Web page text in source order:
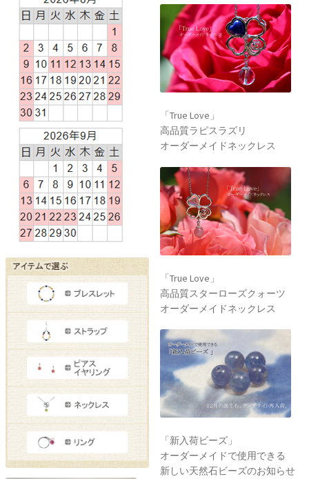
「True Love」
高品質ラピスラズリ
オーダーメイドネックレス
「True Love」
高品質スターローズクォーツ
オーダーメイドネックレス
「新入荷ビーズ」
オーダーメイドで使用できる
新しい天然石ビーズのお知らせ